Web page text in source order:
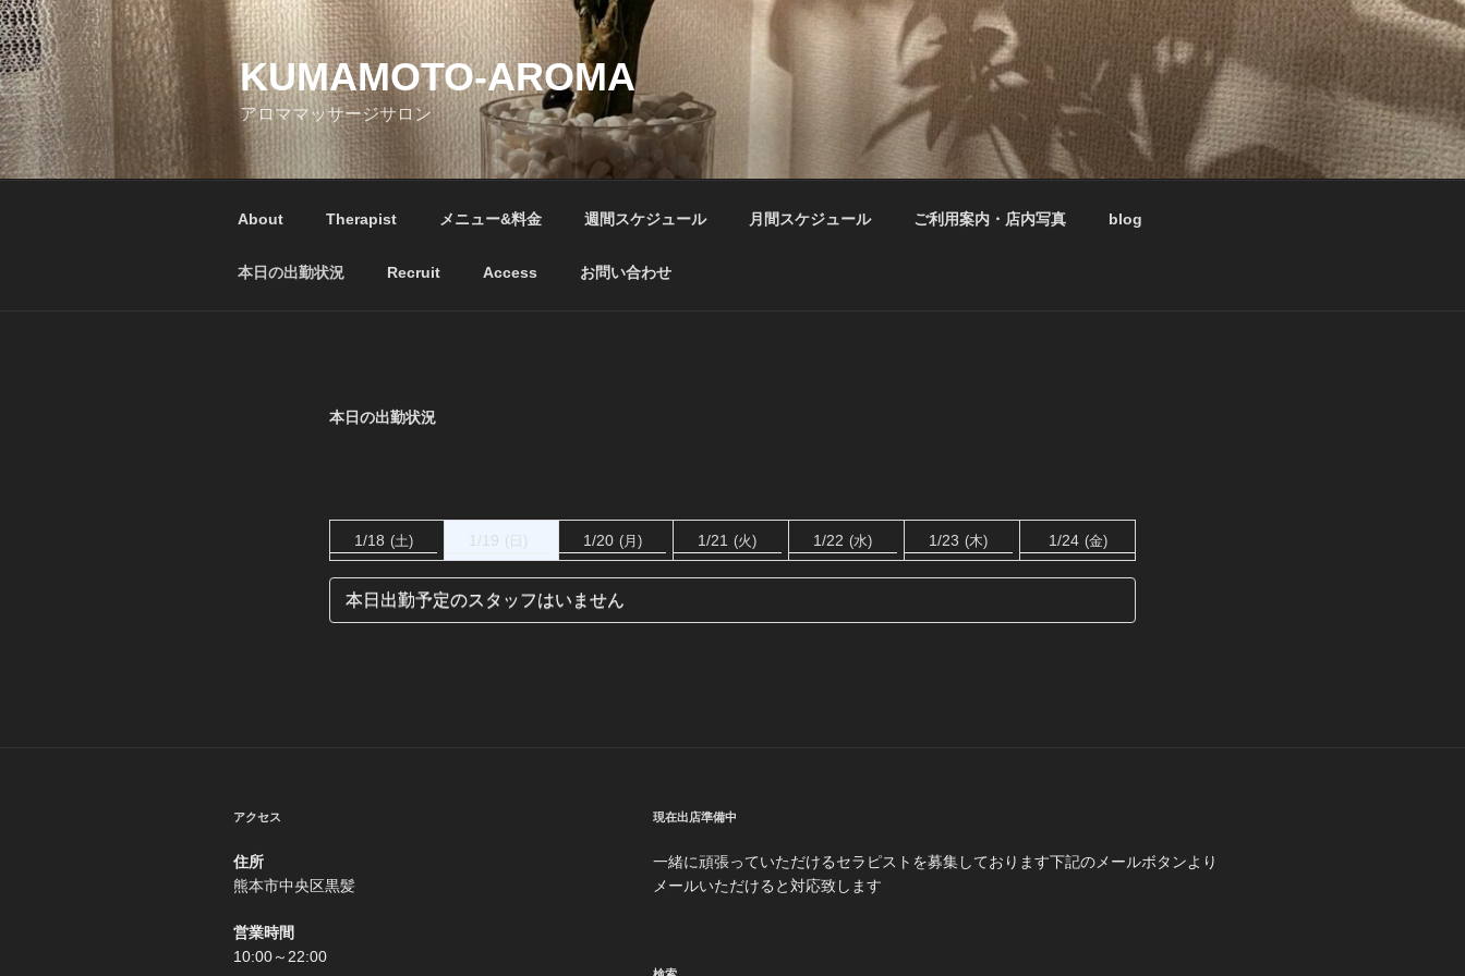
コ
ン
テ
ン
ツ
へ
ス
KUMAMOTO-AROMA
アロママッサージサロン
About Therapist メニュー&料金 週間スケジュール 月間スケジュール ご利用案内・店内写真 blog
本日の出勤状況 Recruit Access お問い合わせ
本日の出勤状況
1/18 (土) 1/19 (日) 1/20 (月) 1/21 (火) 1/22 (水) 1/23 (木) 1/24 (金)
本日出勤予定のスタッフはいません
アクセス
住所
熊本市中央区黒髪
営業時間
10:00～22:00
現在出店準備中
一緒に頑張っていただけるセラピストを募集しております下記のメールボタンより
メールいただけると対応致します
検索